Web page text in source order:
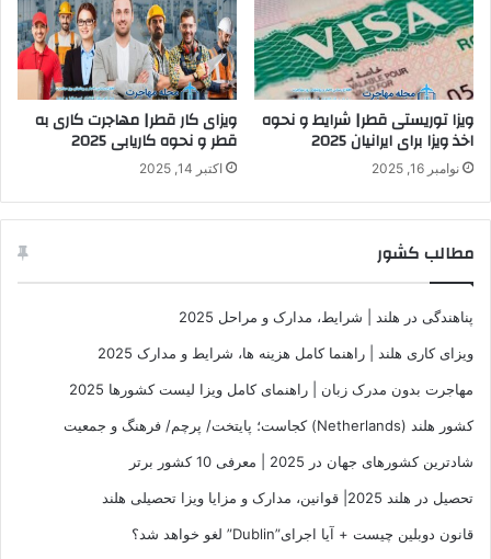
ویزا توریستی قطر| شرایط و نحوه
اخذ ویزا برای ایرانیان 2025
نوامبر 16, 2025
ویزای کار قطر| مهاجرت کاری به
قطر و نحوه کاریابی 2025
اکتبر 14, 2025
مطالب کشور
پناهندگی در هلند | شرایط، مدارک و مراحل 2025
ویزای کاری هلند | راهنما کامل هزینه ها، شرایط و مدارک 2025
مهاجرت بدون مدرک زبان | راهنمای کامل ویزا لیست کشورها 2025
کشور هلند (Netherlands) کجاست؛ پایتخت/ پرچم/ فرهنگ و جمعیت
شادترین کشورهای جهان در 2025 | معرفی 10 کشور برتر
تحصیل در هلند 2025| قوانین، مدارک و مزایا ویزا تحصیلی هلند
قانون دوبلین چیست + آیا اجرای”Dublin” لغو خواهد شد؟